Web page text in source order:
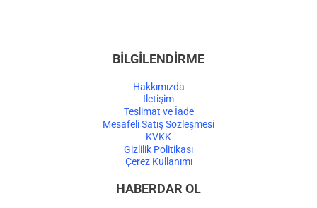
BİLGİLENDİRME
Hakkımızda
İletişim
Teslimat ve İade
Mesafeli Satış Sözleşmesi
KVKK
Gizlilik Politikası
Çerez Kullanımı
HABERDAR OL